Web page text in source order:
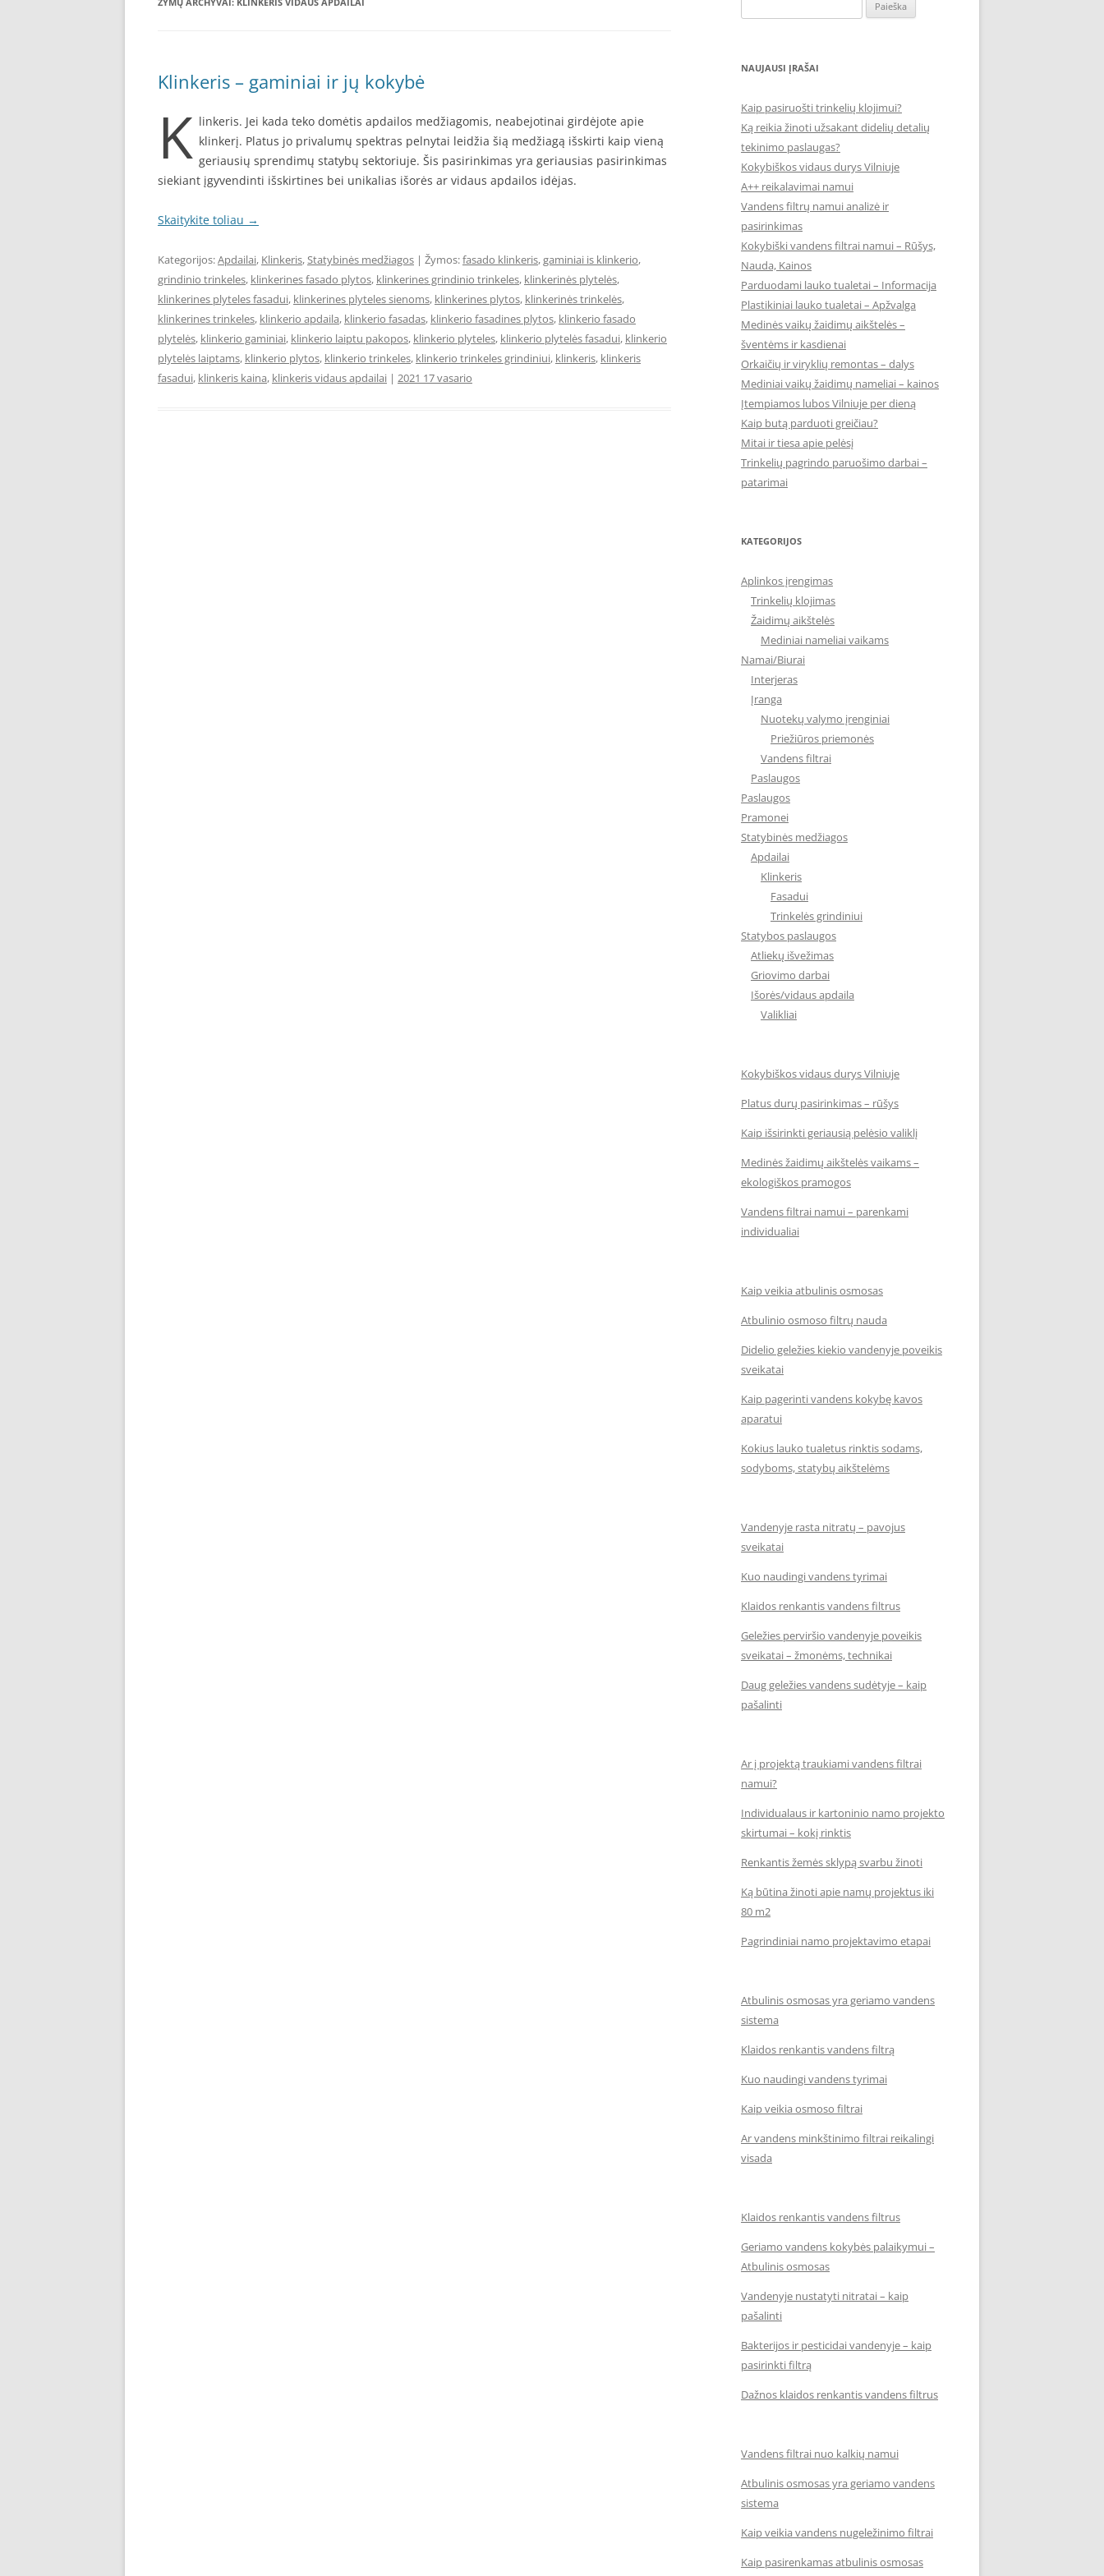
Klinkeris – gaminiai ir jų kokybė
K linkeris. Jei kada teko domėtis apdailos medžiagomis, neabejotinai girdėjote apie
klinkerį. Platus jo privalumų spektras pelnytai leidžia šią medžiagą išskirti kaip vieną
geriausių sprendimų statybų sektoriuje. Šis pasirinkimas yra geriausias pasirinkimas
siekiant įgyvendinti išskirtines bei unikalias išorės ar vidaus apdailos idėjas.
Skaitykite toliau →
Kategorijos:Apdailai, Klinkeris,Statybinės medžiagos | Žymos:fasado klinkeris,gaminiai is klinkerio,
grindinio trinkeles, klinkerines fasado plytos, klinkerines grindinio trinkeles, klinkerinės plytelės,
klinkerines plyteles fasadui, klinkerines plyteles sienoms, klinkerines plytos, klinkerinės trinkelės,
klinkerines trinkeles, klinkerio apdaila, klinkerio fasadas, klinkerio fasadines plytos, klinkerio fasado
plytelės, klinkerio gaminiai, klinkerio laiptu pakopos, klinkerio plyteles, klinkerio plytelės fasadui, klinkerio
plytelės laiptams, klinkerio plytos, klinkerio trinkeles, klinkerio trinkeles grindiniui, klinkeris, klinkeris
fasadui, klinkeris kaina, klinkeris vidaus apdailai | 2021 17 vasario
NAUJAUSI ĮRAŠAI
Kaip pasiruošti trinkelių klojimui?
Ką reikia žinoti užsakant didelių detalių
tekinimo paslaugas?
Kokybiškos vidaus durys Vilniuje
A++ reikalavimai namui
Vandens filtrų namui analizė ir
pasirinkimas
Kokybiški vandens filtrai namui – Rūšys,
Nauda, Kainos
Parduodami lauko tualetai – Informacija
Plastikiniai lauko tualetai – Apžvalga
Medinės vaikų žaidimų aikštelės –
šventėms ir kasdienai
Orkaičių ir viryklių remontas – dalys
Mediniai vaikų žaidimų nameliai – kainos
Įtempiamos lubos Vilniuje per dieną
Kaip butą parduoti greičiau?
Mitai ir tiesa apie pelėsį
Trinkelių pagrindo paruošimo darbai –
patarimai
KATEGORIJOS
Aplinkos įrengimas
Trinkelių klojimas
Žaidimų aikštelės
Mediniai nameliai vaikams
Namai/Biurai
Interjeras
Įranga
Nuotekų valymo įrenginiai
Priežiūros priemonės
Vandens filtrai
Paslaugos
Paslaugos
Pramonei
Statybinės medžiagos
Apdailai
Klinkeris
Fasadui
Trinkelės grindiniui
Statybos paslaugos
Atliekų išvežimas
Griovimo darbai
Išorės/vidaus apdaila
Valikliai
Kokybiškos vidaus durys Vilniuje
Platus durų pasirinkimas – rūšys
Kaip išsirinkti geriausią pelėsio valiklį
Medinės žaidimų aikštelės vaikams –
ekologiškos pramogos
Vandens filtrai namui – parenkami
individualiai
Kaip veikia atbulinis osmosas
Atbulinio osmoso filtrų nauda
Didelio geležies kiekio vandenyje poveikis
sveikatai
Kaip pagerinti vandens kokybę kavos
aparatui
Kokius lauko tualetus rinktis sodams,
sodyboms, statybų aikštelėms
Vandenyje rasta nitratų – pavojus
sveikatai
Kuo naudingi vandens tyrimai
Klaidos renkantis vandens filtrus
Geležies perviršio vandenyje poveikis
sveikatai – žmonėms, technikai
Daug geležies vandens sudėtyje – kaip
pašalinti
Ar į projektą traukiami vandens filtrai
namui?
Individualaus ir kartoninio namo projekto
skirtumai – kokį rinktis
Renkantis žemės sklypą svarbu žinoti
Ką būtina žinoti apie namų projektus iki
80 m2
Pagrindiniai namo projektavimo etapai
Atbulinis osmosas yra geriamo vandens
sistema
Klaidos renkantis vandens filtrą
Kuo naudingi vandens tyrimai
Kaip veikia osmoso filtrai
Ar vandens minkštinimo filtrai reikalingi
visada
Klaidos renkantis vandens filtrus
Geriamo vandens kokybės palaikymui –
Atbulinis osmosas
Vandenyje nustatyti nitratai – kaip
pašalinti
Bakterijos ir pesticidai vandenyje – kaip
pasirinkti filtrą
Dažnos klaidos renkantis vandens filtrus
Vandens filtrai nuo kalkių namui
Atbulinis osmosas yra geriamo vandens
sistema
Kaip veikia vandens nugeležinimo filtrai
Kaip pasirenkamas atbulinis osmosas